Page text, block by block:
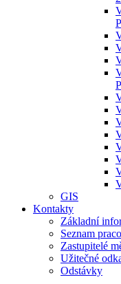
GIS
Kontakty
Základní
Seznam
Zastupitelé
Užitečné
Odstávky